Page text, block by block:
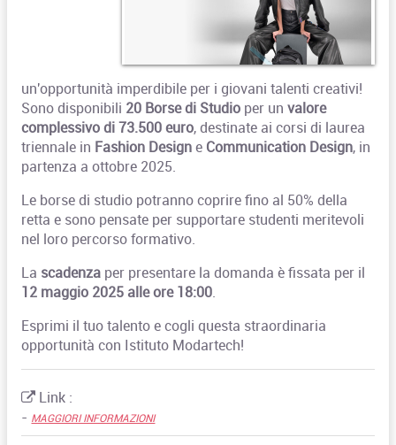
un'opportunità imperdibile per i giovani talenti creativi!
Sono disponibili 20 Borse di Studio per unvalore
complessivo di 73.500 euro, destinate ai corsi di laurea
triennale in Fashion Designe Communication Design, in
partenza a ottobre 2025.
Le borse di studio potranno coprire fino al 50% della
retta e sono pensate per supportare studenti meritevoli
nel loro percorso formativo.
La scadenza per presentare la domanda è fissata per il
12 maggio 2025 alle ore 18:00.
Esprimi il tuo talento e cogli questa straordinaria
opportunità con Istituto Modartech!
Link :
- MAGGIORI INFORMAZIONI